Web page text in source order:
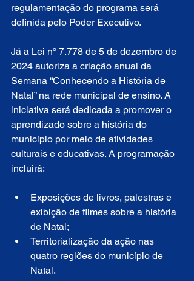
regulamentação do programa será
definida pelo Poder Executivo.
Já a Lei nº 7.778 de 5 de dezembro de
2024 autoriza a criação anual da
Semana “Conhecendo a História de
Natal” na rede municipal de ensino. A
iniciativa será dedicada a promover o
aprendizado sobre a história do
município por meio de atividades
culturais e educativas. A programação
incluirá:
Exposições de livros, palestras e
exibição de filmes sobre a história
de Natal;
Territorialização da ação nas
quatro regiões do município de
Natal.